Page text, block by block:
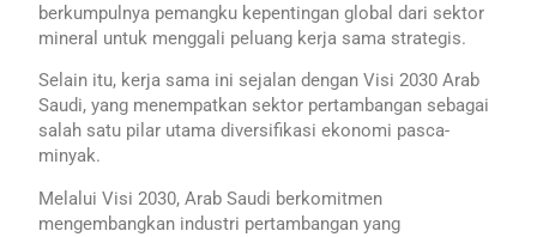
berkumpulnya pemangku kepentingan global dari sektor
mineral untuk menggali peluang kerja sama strategis.
Selain itu, kerja sama ini sejalan dengan Visi 2030 Arab
Saudi, yang menempatkan sektor pertambangan sebagai
salah satu pilar utama diversifikasi ekonomi pasca-
minyak.
Melalui Visi 2030, Arab Saudi berkomitmen
mengembangkan industri pertambangan yang